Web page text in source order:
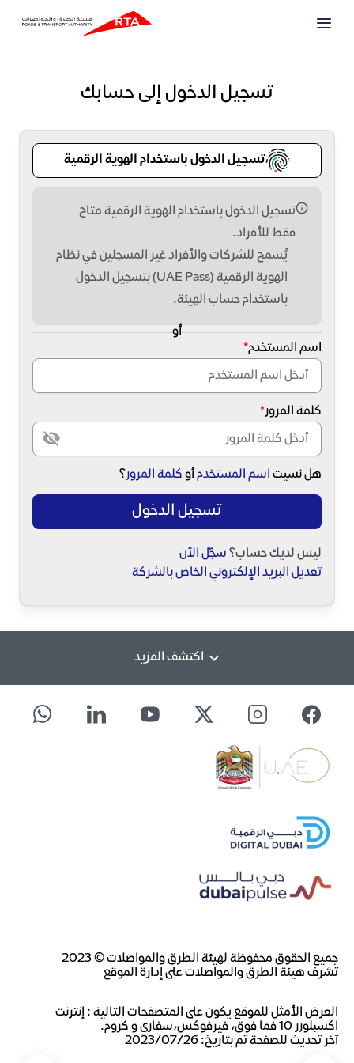
تسجيل الدخول إلى حسابك
تسجيل الدخول باستخدام الهوية الرقمية
تسجيل الدخول باستخدام الهوية الرقمية متاح
فقط للأفراد.
يُسمح للشركات والأفراد غير المسجلين في نظام
الهوية الرقمية (UAE Pass) بتسجيل الدخول
باستخدام حساب الهيئة.
أو
اسم المستخدم
كلمة المرور
هل نسيتاسم المستخدمأوكلمة المرور؟
تسجيل الدخول
ليس لديك حساب؟ سجّل الآن
تعديل البريد الإلكتروني الخاص بالشركة
اكتشف المزيد
جميع الحقوق محفوظة لهيئة الطرق والمواصلات © 2023
تشرف هيئة الطرق والمواصلات على إدارة الموقع
العرض الأمثل للموقع يكون على المتصفحات التالية : إنترنت
اكسبلورر 10 فما فوق، فيرفوكس،سفاري و كروم.
آخر تحديث للصفحة تم بتاريخ: ٢٠٢٣/٠٧/٢٦